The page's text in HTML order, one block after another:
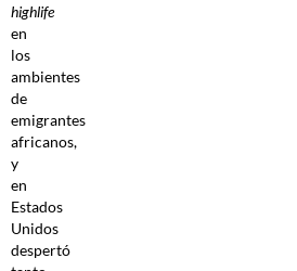
highlife
en
los
ambientes
de
emigrantes
africanos,
y
en
Estados
Unidos
despertó